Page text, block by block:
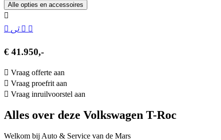
Alle opties en accessoires
€ 41.950,-
Vraag offerte aan
Vraag proefrit aan
Vraag inruilvoorstel aan
Alles over deze Volkswagen T-Roc
Welkom bij Auto & Service van de Mars